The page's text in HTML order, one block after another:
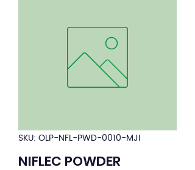
SKU: OLP-NFL-PWD-0010-MJI
NIFLEC POWDER